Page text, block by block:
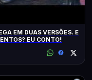
EM DUAS VERSÕES. E
EU CONTO!